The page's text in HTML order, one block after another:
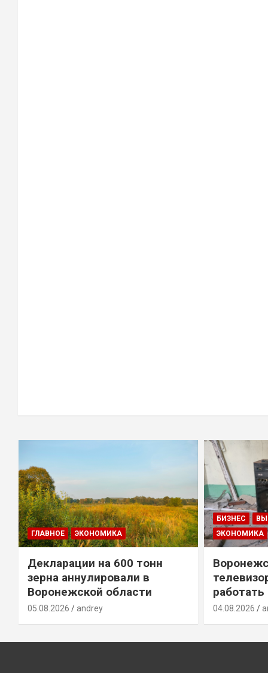
ГЛАВНОЕ ЭКОНОМИКА
Декларации на 600 тонн
зерна аннулировали в
Воронежской области
05.08.2026 andrey
БИЗНЕС
ЭКОНОМИКА
работать
04.08.2026